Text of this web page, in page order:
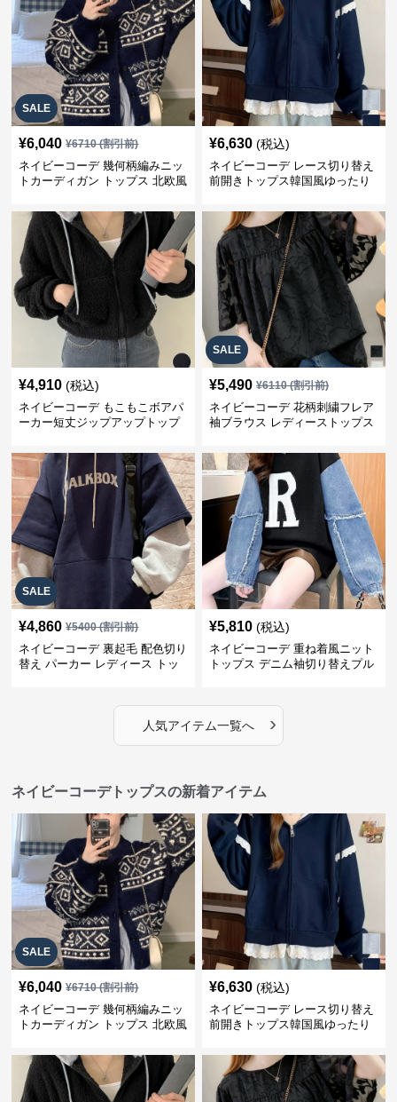
SALE
¥6,040 ¥6710(割引前)
ネイビーコーデ 幾何柄編みニッ
トカーディガン トップス 北欧風
¥6,630 (税込)
ネイビーコーデ レース切り替え
前開きトップス韓国風ゆったり
¥4,910 (税込)
ネイビーコーデ もこもこボアパ
ーカー短丈ジップアップトップ
SALE
¥5,490 ¥6110(割引前)
ネイビーコーデ 花柄刺繍フレア
袖ブラウス レディーストップス
SALE
¥4,860 ¥5400(割引前)
ネイビーコーデ 裏起毛 配色切り
替え パーカー レディース トッ
¥5,810 (税込)
ネイビーコーデ 重ね着風ニット
トップス デニム袖切り替えプル
人気アイテム一覧へ ›
ネイビーコーデトップスの新着アイテム
SALE
¥6,040 ¥6710(割引前)
ネイビーコーデ 幾何柄編みニッ
トカーディガン トップス 北欧風
¥6,630 (税込)
ネイビーコーデ レース切り替え
前開きトップス韓国風ゆったり